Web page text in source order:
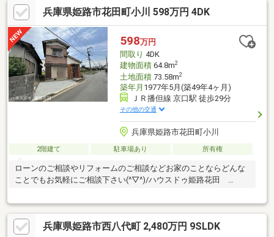
兵庫県姫路市花田町小川 598万円 4DK
598万円
間取り 4DK
建物面積64.8m2
土地面積73.58m2
築年月 1977年5月(築49年4ヶ月)
ＪＲ播但線 京口駅 徒歩29分
その他の交通
兵庫県姫路市花田町小川
2階建て 駐車場あり 所有権
ローンのご相談やリフォームのご相談などお家のことならどんな
ことでもお気軽にご相談下さい(^▽^)/ハウスドゥ姫路花田
兵庫県姫路市西八代町 2,480万円 9SLDK